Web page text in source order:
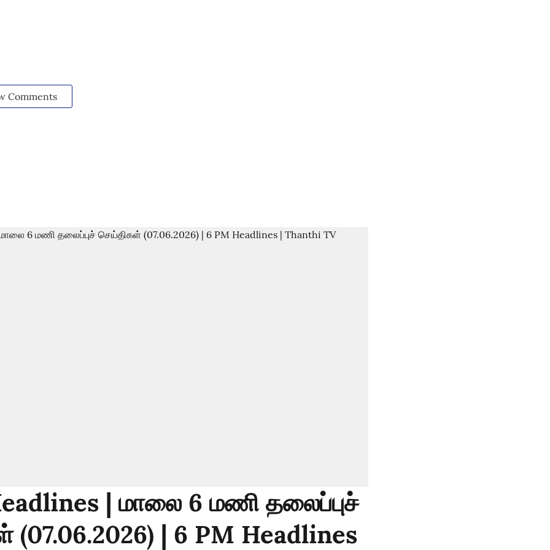
Comments
| மாலை 6 மணி தலைப்புச்
(07.06.2026) | 6 PM Headlines